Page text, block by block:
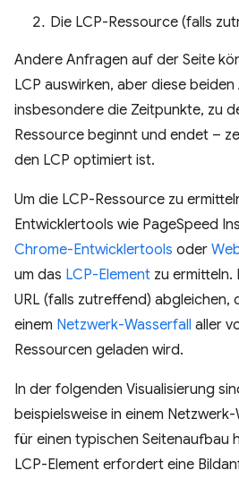
Die LCP-Ressource (falls
Andere Anfragen auf der Seite
LCP auswirken, aber diese
insbesondere die Zeitpunkte, zu
Ressource beginnt und endet –
den LCP optimiert ist.
Um die LCP-Ressource zu
Entwicklertools wie PageSpeed
Chrome-Entwicklertools oder
um das LCP-Element zu ermitteln.
URL (falls zutreffend) abgleichen,
einem Netzwerk-Wasserfall aller
Ressourcen geladen wird.
In der folgenden Visualisierung
beispielsweise in einem
für einen typischen Seitenaufbau
LCP-Element erfordert eine